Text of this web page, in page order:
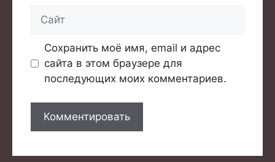
Сайт
Сохранить моё имя, email и адрес
сайта в этом браузере для
последующих моих комментариев.